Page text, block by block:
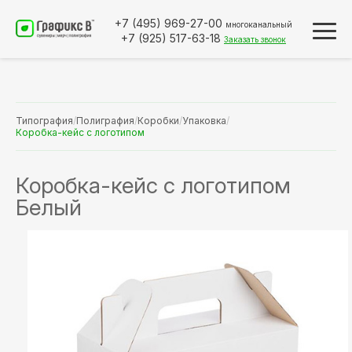
+7 (495) 969-27-00 многоканальный
+7 (925) 517-63-18 Заказать звонок
Типография/Полиграфия/Коробки/Упаковка/
Коробка-кейс с логотипом
Коробка-кейс с логотипом
Белый